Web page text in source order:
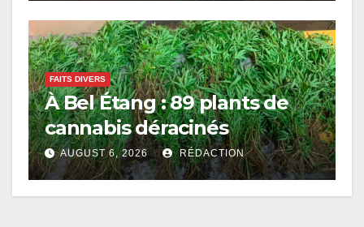
FAITS DIVERS
À Bel Étang : 89 plants de
cannabis déracinés
AUGUST 6, 2026 RÉDACTION